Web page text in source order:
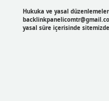
Hukuka ve yasal
yasal süre içerisinde